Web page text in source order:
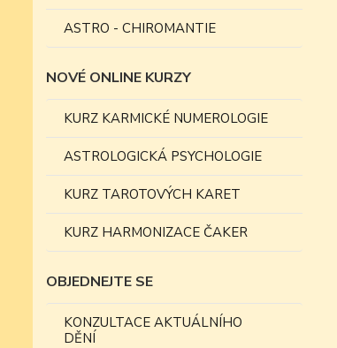
ASTRO - CHIROMANTIE
NOVÉ ONLINE KURZY
KURZ KARMICKÉ NUMEROLOGIE
ASTROLOGICKÁ PSYCHOLOGIE
KURZ TAROTOVÝCH KARET
KURZ HARMONIZACE ČAKER
OBJEDNEJTE SE
KONZULTACE AKTUÁLNÍHO
DĚNÍ